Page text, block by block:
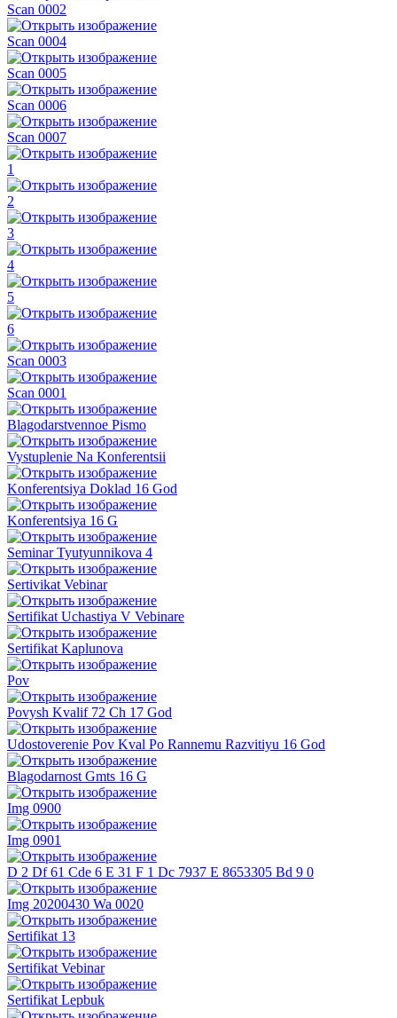
Scan 0002
Scan 0004
Scan 0005
Scan 0006
Scan 0007
1
2
3
4
5
6
Scan 0003
Scan 0001
Blagodarstvennoe Pismo
Vystuplenie Na Konferentsii
Konferentsiya Doklad 16 God
Konferentsiya 16 G
Seminar Tyutyunnikova 4
Sertivikat Vebinar
Sertifikat Uchastiya V Vebinare
Sertifikat Kaplunova
Pov
Povysh Kvalif 72 Ch 17 God
Udostoverenie Pov Kval Po Rannemu Razvitiyu 16 God
Blagodarnost Gmts 16 G
Img 0900
Img 0901
D 2 Df 61 Cde 6 E 31 F 1 Dc 7937 E 8653305 Bd 9 0
Img 20200430 Wa 0020
Sertifikat 13
Sertifikat Vebinar
Sertifikat Lepbuk